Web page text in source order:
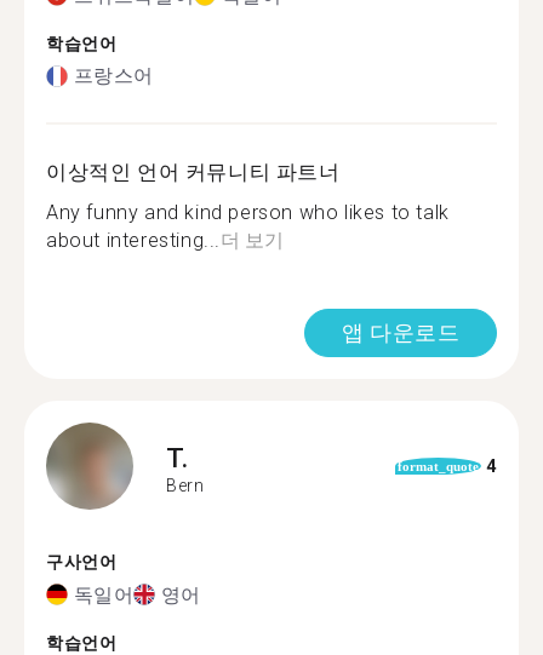
학습언어
프랑스어
이상적인 언어 커뮤니티 파트너
Any funny and kind person who likes to talk
about interesting...더 보기
앱 다운로드
T.
Bern
format_quote 4
구사언어
독일어 영어
학습언어